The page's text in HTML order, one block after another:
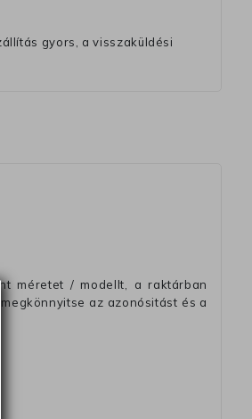
gyors, a visszaküldési
méretet / modellt, a raktárban
az azonósitást és a